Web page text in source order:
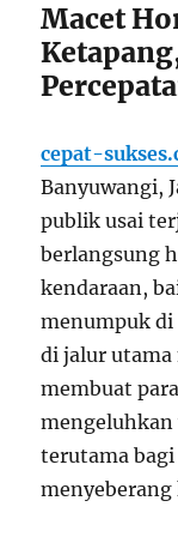
Macet
cepat-
Banyuwangi,
publik usai
berlangsung
kendaraan,
menumpuk di
di jalur utama
membuat
terutama
menyeberang